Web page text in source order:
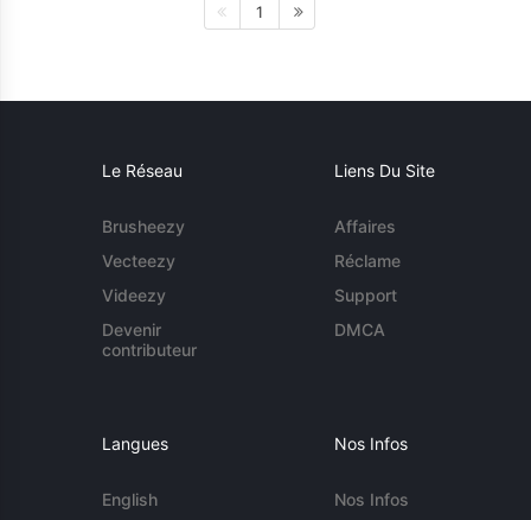
1
Le Réseau
Brusheezy
Vecteezy
Videezy
Devenir
contributeur
Liens Du Site
Affaires
Réclame
Support
DMCA
Langues
English
Nos Infos
Nos Infos